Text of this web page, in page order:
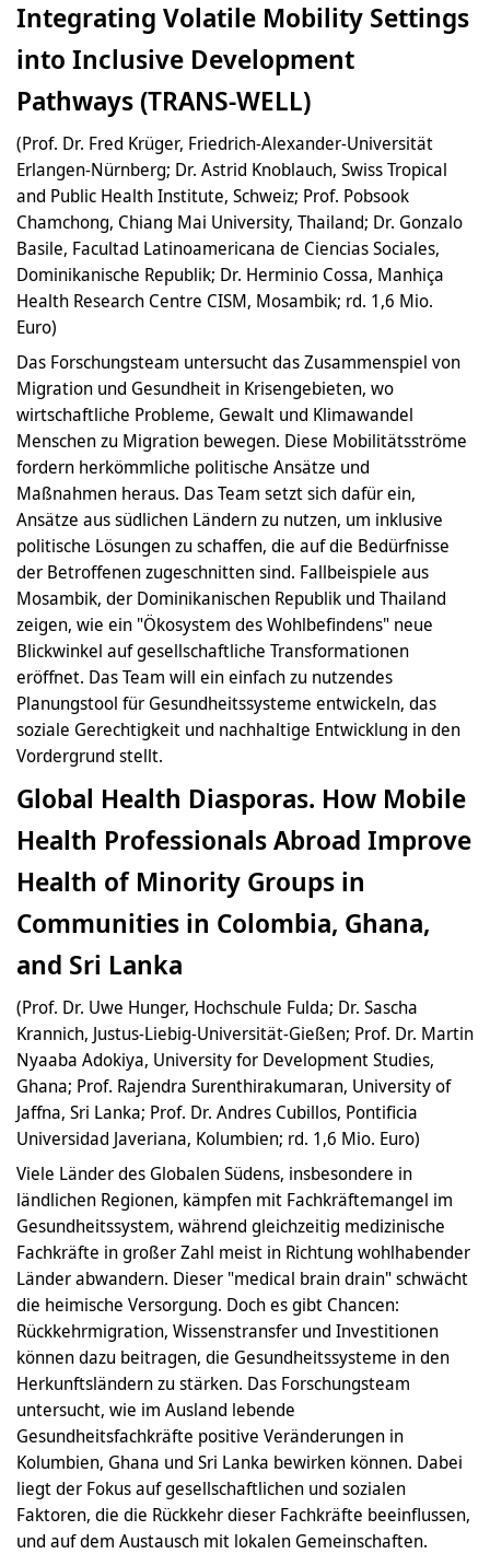
Integrating Volatile Mobility Settings
into Inclusive Development
Pathways (TRANS-WELL)
(Prof. Dr. Fred Krüger, Friedrich-Alexander-Universität
Erlangen-Nürnberg; Dr. Astrid Knoblauch, Swiss Tropical
and Public Health Institute, Schweiz; Prof. Pobsook
Chamchong, Chiang Mai University, Thailand; Dr. Gonzalo
Basile, Facultad Latinoamericana de Ciencias Sociales,
Dominikanische Republik; Dr. Herminio Cossa, Manhiça
Health Research Centre CISM, Mosambik; rd. 1,6 Mio.
Euro)
Das Forschungsteam untersucht das Zusammenspiel von
Migration und Gesundheit in Krisengebieten, wo
wirtschaftliche Probleme, Gewalt und Klimawandel
Menschen zu Migration bewegen. Diese Mobilitätsströme
fordern herkömmliche politische Ansätze und
Maßnahmen heraus. Das Team setzt sich dafür ein,
Ansätze aus südlichen Ländern zu nutzen, um inklusive
politische Lösungen zu schaffen, die auf die Bedürfnisse
der Betroffenen zugeschnitten sind. Fallbeispiele aus
Mosambik, der Dominikanischen Republik und Thailand
zeigen, wie ein "Ökosystem des Wohlbefindens" neue
Blickwinkel auf gesellschaftliche Transformationen
eröffnet. Das Team will ein einfach zu nutzendes
Planungstool für Gesundheitssysteme entwickeln, das
soziale Gerechtigkeit und nachhaltige Entwicklung in den
Vordergrund stellt.
Global Health Diasporas. How Mobile
Health Professionals Abroad Improve
Health of Minority Groups in
Communities in Colombia, Ghana,
and Sri Lanka
(Prof. Dr. Uwe Hunger, Hochschule Fulda; Dr. Sascha
Krannich, Justus-Liebig-Universität-Gießen; Prof. Dr. Martin
Nyaaba Adokiya, University for Development Studies,
Ghana; Prof. Rajendra Surenthirakumaran, University of
Jaffna, Sri Lanka; Prof. Dr. Andres Cubillos, Pontificia
Universidad Javeriana, Kolumbien; rd. 1,6 Mio. Euro)
Viele Länder des Globalen Südens, insbesondere in
ländlichen Regionen, kämpfen mit Fachkräftemangel im
Gesundheitssystem, während gleichzeitig medizinische
Fachkräfte in großer Zahl meist in Richtung wohlhabender
Länder abwandern. Dieser "medical brain drain" schwächt
die heimische Versorgung. Doch es gibt Chancen:
Rückkehrmigration, Wissenstransfer und Investitionen
können dazu beitragen, die Gesundheitssysteme in den
Herkunftsländern zu stärken. Das Forschungsteam
untersucht, wie im Ausland lebende
Gesundheitsfachkräfte positive Veränderungen in
Kolumbien, Ghana und Sri Lanka bewirken können. Dabei
liegt der Fokus auf gesellschaftlichen und sozialen
Faktoren, die die Rückkehr dieser Fachkräfte beeinflussen,
und auf dem Austausch mit lokalen Gemeinschaften.